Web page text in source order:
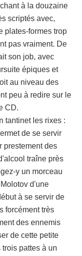
à la douzaine
scriptés avec,
plates-formes trop
pas vraiment. De
son job, avec
épiques et
au niveau des
peu à redire sur le
CD.
tantinet les rixes :
de se servir
prestement des
traîne près
y un morceau
d'une
à se servir de
forcément très
des ennemis
de cette petite
pattes à un